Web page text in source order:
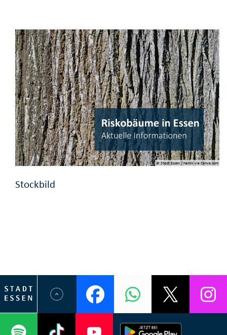
© Stadt Essen / hamik via Canva.com
Stockbild